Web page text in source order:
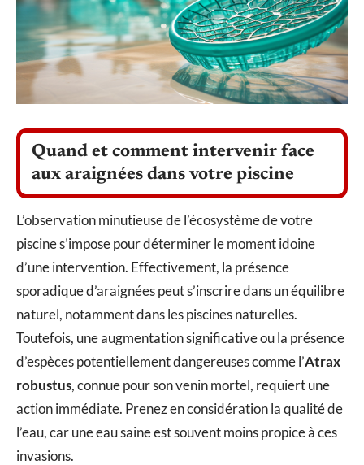
Quand et comment intervenir face
aux araignées dans votre piscine
L’observation minutieuse de l’écosystème de votre
piscine s’impose pour déterminer le moment idoine
d’une intervention. Effectivement, la présence
sporadique d’araignées peut s’inscrire dans un équilibre
naturel, notamment dans les piscines naturelles.
Toutefois, une augmentation significative ou la présence
d’espèces potentiellement dangereuses comme l’Atrax
robustus, connue pour son venin mortel, requiert une
action immédiate. Prenez en considération la qualité de
l’eau, car une eau saine est souvent moins propice à ces
invasions.